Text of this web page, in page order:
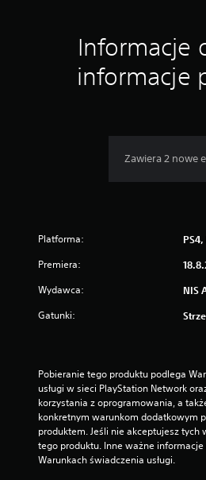
Informacje
informacje
Zawiera 2 nowe
Platforma: PS4,
Premiera:
Wydawca: NIS
Gatunki:
Pobieranie tego produktu podlega
usługi w sieci PlayStation Network
korzystania z oprogramowania, a
konkretnym warunkom dodatkowym
produktem. Jeśli nie akceptujesz tych
tego produktu. Inne ważne
Warunkach świadczenia usługi.